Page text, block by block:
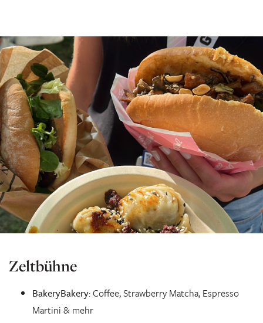
Zeltbühne
BakeryBakery: Coffee, Strawberry Matcha, Espresso
Martini & mehr